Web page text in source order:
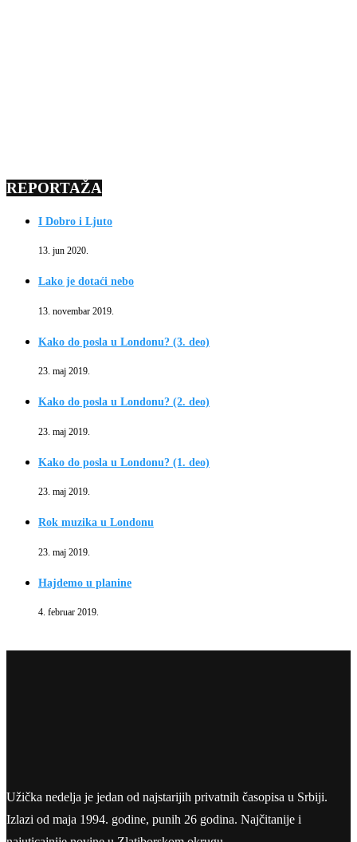
REPORTAŽA
I Dobro i Ljuto
13. jun 2020.
Lako je dotaći nebo
13. novembar 2019.
Kako do posla u Londonu? (3. deo)
23. maj 2019.
Kako do posla u Londonu? (2. deo)
23. maj 2019.
Kako do posla u Londonu? (1. deo)
23. maj 2019.
Rok muzika u Londonu
23. maj 2019.
Hajdemo u planine
4. februar 2019.
Užička nedelja je jedan od najstarijih privatnih časopisa u Srbiji.
Izlazi od maja 1994. godine, punih 26 godina. Najčitanije i